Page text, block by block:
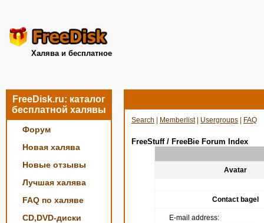
Халява и бесплатное
FreeDisk.ru: каталог
бесплатной халявы
Форум
Новая халява
Новые отзывы
Лучшая халява
FAQ по халяве
CD,DVD-диски
Search Memberlist| Usergroups FAQ
FreeStuff / FreeBie Forum Index
Avatar
Contact bagel
E-mail address: